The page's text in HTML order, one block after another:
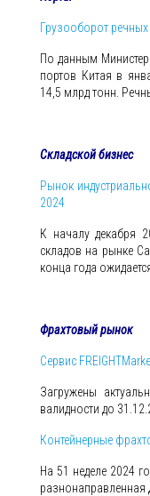
Грузооборот
По данным
портов Китая в
14,5 млрд тонн.
Складской бизнес
Рынок
2024
К началу декабря
складов на рынке
конца года
Фрахтовый рынок
Сервис
Загружены
валидности до
Контейнерные
На 51 неделе 2024
разнонаправленная